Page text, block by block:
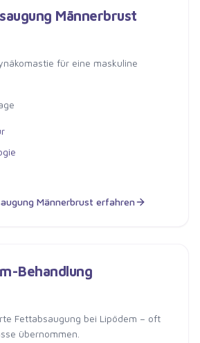
Männerbrust
für eine maskuline
Männerbrust erfahren
Behandlung
Fettabsaugung bei Lipödem – oft
übernommen.